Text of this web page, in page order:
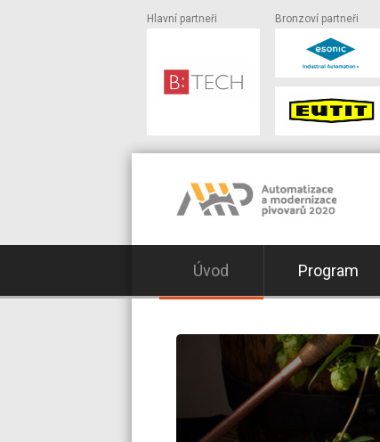
Hlavní partneři Bronzoví partneři
Úvod Program